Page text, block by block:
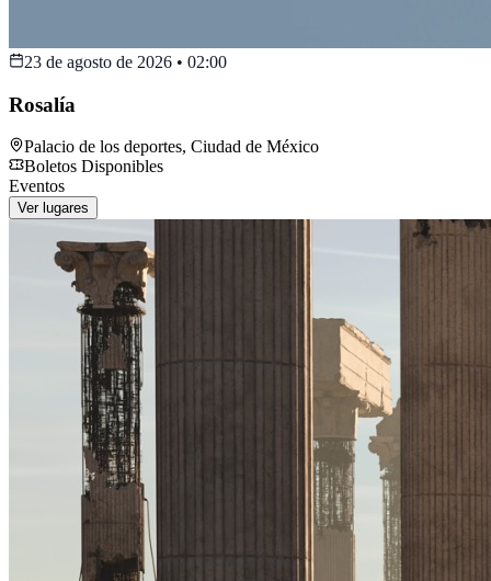
23 de agosto de 2026 • 02:00
Rosalía
Palacio de los deportes, Ciudad de México
Boletos Disponibles
Eventos
Ver lugares